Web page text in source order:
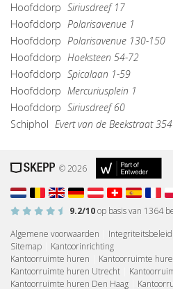
Hoofddorp Siriusdreef 17
Hoofddorp Polarisavenue 1
Hoofddorp Polarisavenue 130-150
Hoofddorp Hoeksteen 54-72
Hoofddorp Spicalaan 1-59
Hoofddorp Mercuriusplein 1
Hoofddorp Siriusdreef 60
Schiphol Evert van de Beekstraat 354
© 2026
9.2/10op basis van 1364
Algemene voorwaarden
Integriteitsbeleid
Sitemap
Kantoorinrichting
Kantoorruimte huren
Kantoorruimte
Kantoorruimte huren Utrecht
Kantoorruimte huren Den Haag